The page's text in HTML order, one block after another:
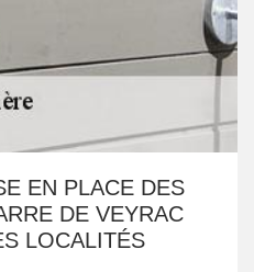
EN PLACE DES
DE VEYRAC
LOCALITÉS